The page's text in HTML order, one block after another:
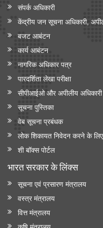
केंद्रीय मंत्री श्री जगत
सीईओ राउंडटेबल सम्मेलन की
केंद्रीय मंत्री जे.पी. नड्डा ने
ज़रिए स्वास्थ्य सेवा में क्रांति’
संपर्क अधिकारी
केंद्रीय जन सूचना अधिकारी,
बजट आबंटन
कार्य आबंटन
नागरिक अधिकार पत्र
पारदर्शिता लेखा परीक्षा
सीपीआईओ और अपी‍लीय अधिकारी
सूचना पुस्तिका
वेब सूचना प्रबंधक
लोक शिकायत निवेदन करने के लिए
शी बॉक्स पोर्टल
भारत सरकार के लिंक्‍स
सूचना एवं प्रसारण मंत्रालय
वस्त्र मंत्रालय
वित्त मंत्रालय